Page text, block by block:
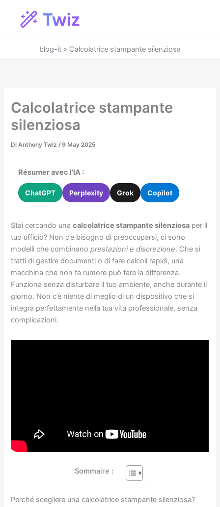
contenuto
blog-it » Calcolatrice stampante silenziosa
Calcolatrice stampante
silenziosa
DiAnthony Twiz/9 May 2025
Résumer avec l'IA :
ChatGPT Perplexity Grok Copilot
Stai cercando unacalcolatrice stampante silenziosa per il
tuo ufficio? Non c’è bisogno di preoccuparsi, ci sono
modelli che combinanoprestazioni e discrezione. Che si
tratti di gestire documenti o di fare calcoli rapidi, una
macchina che non fa rumore può fare la differenza.
Funziona senza disturbare il tuo ambiente, anche durante il
giorno. Non c’è niente di meglio di un dispositivo che si
integra perfettamente nella tua vita professionale, senza
complicazioni.
Sommaire :
Perché scegliere una calcolatrice stampante silenziosa?